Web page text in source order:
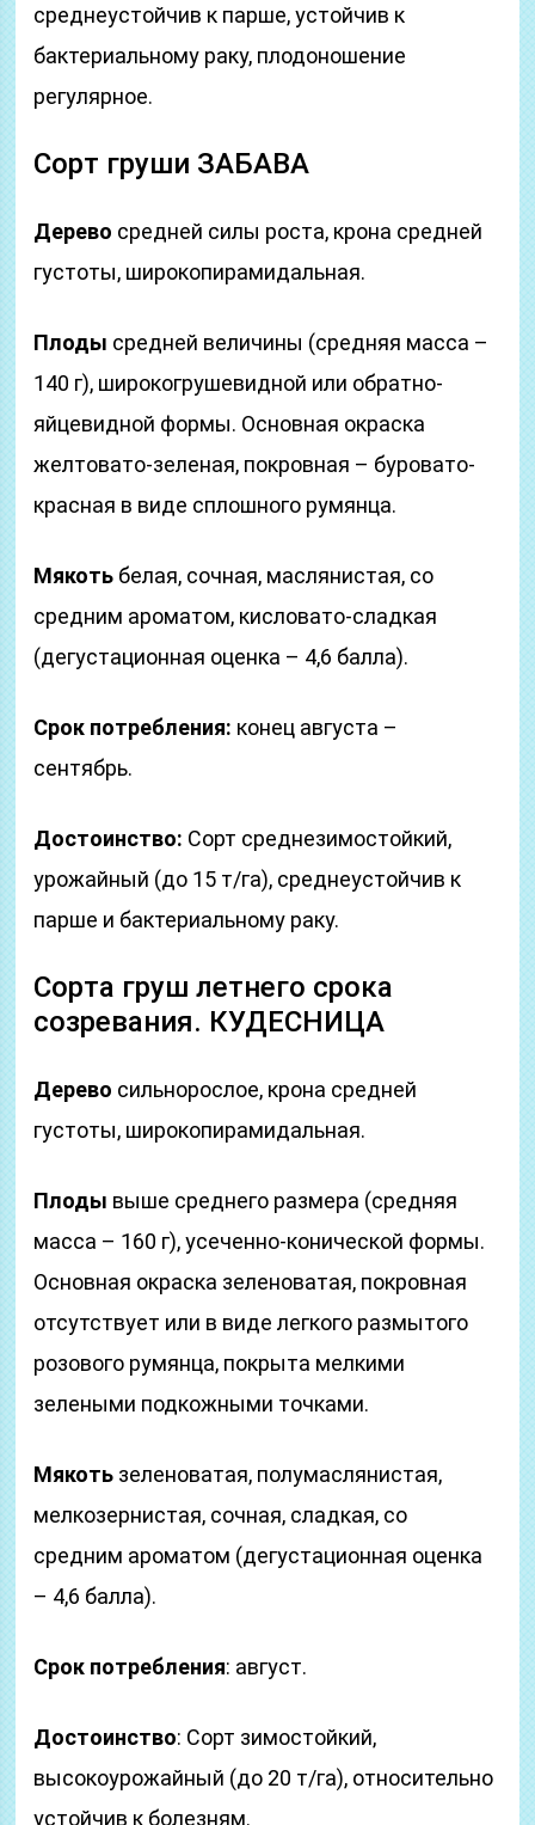
среднеустойчив к парше, устойчив к
бактериальному раку, плодоношение
регулярное.
Сорт груши ЗАБАВА
Дерево средней силы роста, крона средней
густоты, широкопирамидальная.
Плоды средней величины (средняя масса –
140 г), широкогрушевидной или обратно-
яйцевидной формы. Основная окраска
желтовато-зеленая, покровная – буровато-
красная в виде сплошного румянца.
Мякоть белая, сочная, маслянистая, со
средним ароматом, кисловато-сладкая
(дегустационная оценка – 4,6 балла).
Срок потребления: конец августа –
сентябрь.
Достоинство: Сорт среднезимостойкий,
урожайный (до 15 т/га), среднеустойчив к
парше и бактериальному раку.
Сорта груш летнего срока
созревания. КУДЕСНИЦА
Дерево сильнорослое, крона средней
густоты, широкопирамидальная.
Плоды выше среднего размера (средняя
масса – 160 г), усеченно-конической формы.
Основная окраска зеленоватая, покровная
отсутствует или в виде легкого размытого
розового румянца, покрыта мелкими
зелеными подкожными точками.
Мякоть зеленоватая, полумаслянистая,
мелкозернистая, сочная, сладкая, со
средним ароматом (дегустационная оценка
– 4,6 балла).
Срок потребления: август.
Достоинство: Сорт зимостойкий,
высокоурожайный (до 20 т/га), относительно
устойчив к болезням.